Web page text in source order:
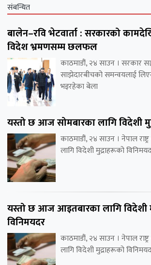
संबन्धित
बालेन–रवि भेटवार्ता : सरकारको
विदेश भ्रमणसम्म छलफल
काठमाडौं, २४ साउन । सरकार
साझेदारबीचको समन्वयलाई लिएर
भइरहेका बेला
यस्तो छ आज सोमबारका लागि विदेशी
काठमाडौं, २४ साउन । नेपाल
लागि विदेशी मुद्राहरूको
यस्तो छ आज आइतबारका लागि विदेशी
विनिमयदर
काठमाडौं, २४ साउन । नेपाल
लागि विदेशी मुद्राहरूको